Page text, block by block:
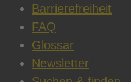
Barrierefreiheit
FAQ
Glossar
Newsletter